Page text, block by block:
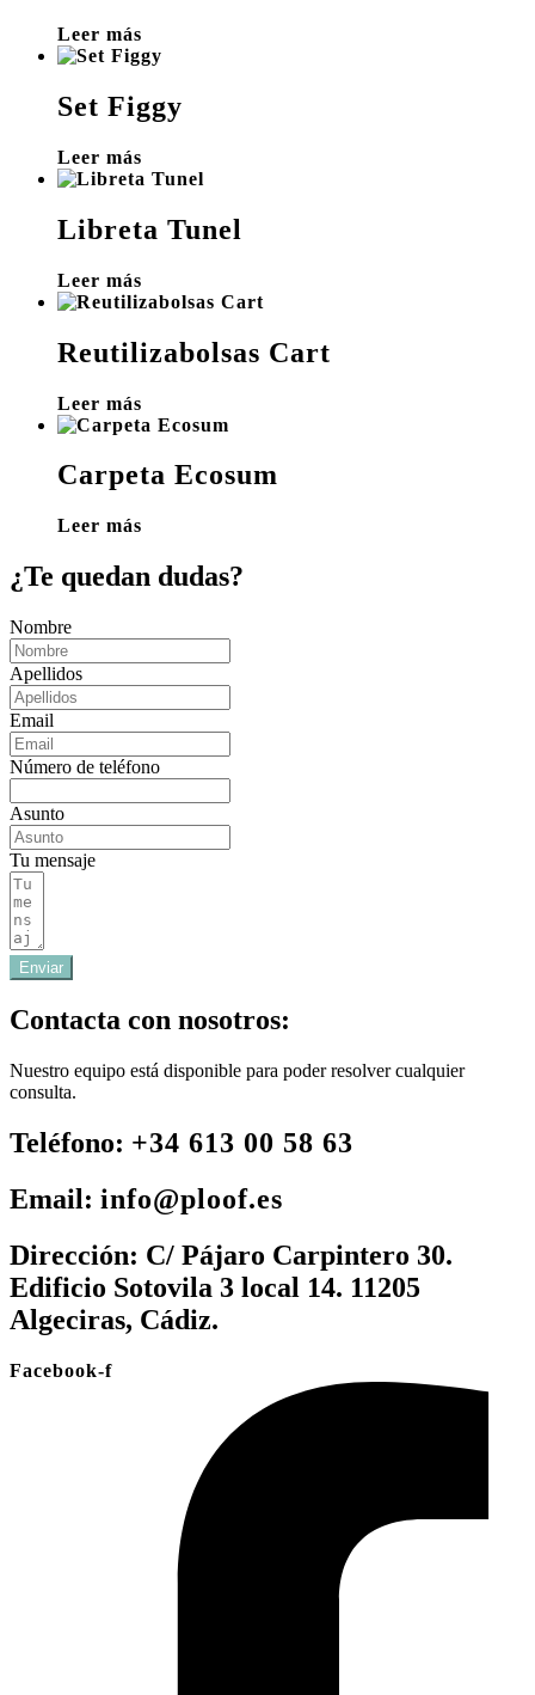
Leer más
Set Figgy
Leer más
Libreta Tunel
Leer más
Reutilizabolsas Cart
Leer más
Carpeta Ecosum
Leer más
¿Te quedan dudas?
Nombre
Apellidos
Email
Número de teléfono
Asunto
Tu mensaje
Enviar
Contacta con nosotros:
Nuestro equipo está disponible para poder resolver cualquier
consulta.
Teléfono: +34 613 00 58 63
Email: info@ploof.es
Dirección: C/ Pájaro Carpintero 30.
Edificio Sotovila 3 local 14. 11205
Algeciras, Cádiz.
Facebook-f